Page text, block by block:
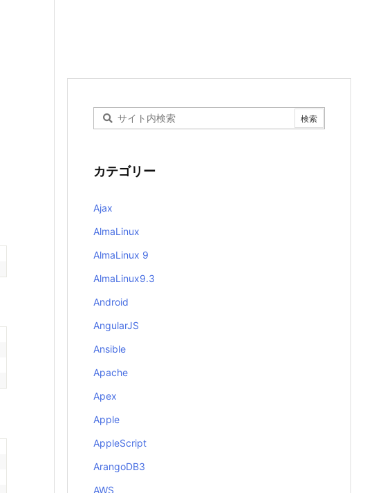
カテゴリー
Ajax
AlmaLinux
AlmaLinux 9
AlmaLinux9.3
Android
AngularJS
Ansible
Apache
Apex
Apple
AppleScript
ArangoDB3
AWS